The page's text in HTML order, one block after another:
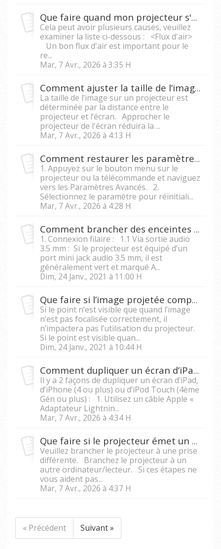
Que faire quand mon projecteur s'éteint tout seul ?
Cela peut avoir plusieurs causes, veuillez
examiner la liste ci-dessous : <Flux d'air>
Un bon flux d'air est important pour le
re...
Mar, 7 Avr., 2026 à 3:35 H
Comment ajuster la taille de l’image sur un projecteur ?
La taille de l’image sur un projecteur est
déterminée par la distance entre le
projecteur et l’écran. Approcher le
projecteur de l'écran réduira la ...
Mar, 7 Avr., 2026 à 4:13 H
Comment restaurer les paramètres d'usine sur un projecteur ?
1. Appuyez sur le bouton menu sur le
projecteur ou la télécommande et naviguez
vers les Paramètres Avancés. 2.
Sélectionnez le paramètre pour réinitiali...
Mar, 7 Avr., 2026 à 4:28 H
Comment brancher des enceintes externes à mon projecteur ?
1. Connexion filaire : 1.1 Via sortie audio
3.5 mm : Si le projecteur est équipé d’un
port mini jack audio 3.5 mm, il est
généralement vert et marqué A...
Dim, 24 Janv., 2021 à 11:00 H
Que faire si l’image projetée comporte un point blanc ou noir ?
Si le point n’est visible que quand l’image
n’est pas focalisée correctement, il
n’impactera pas l’utilisation du projecteur.
Si le point est visible quan...
Dim, 24 Janv., 2021 à 10:44 H
Comment dupliquer un écran d’iPad ou d’iPhone vers un projecteur ?
Il y a 2 façons de dupliquer un écran d’iPad,
d’iPhone (4 ou plus) ou d’iPod Touch (4ème
Gén ou plus) : 1. Utilisez un câble Apple «
Adaptateur Lightnin...
Mar, 7 Avr., 2026 à 4:34 H
Que faire si le projecteur émet un bruit aigu ?
Veuillez brancher le projecteur à une prise
différente. Branchez le projecteur à un
autre ordinateur/lecteur. Si ces étapes ne
vous aident pas...
Mar, 7 Avr., 2026 à 4:37 H
« Précédent Suivant »